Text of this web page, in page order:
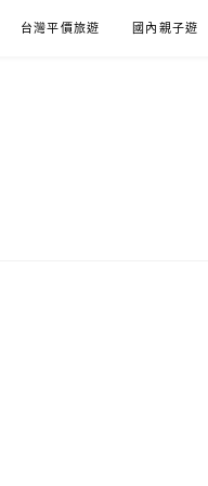
台灣平價旅遊 國內親子遊